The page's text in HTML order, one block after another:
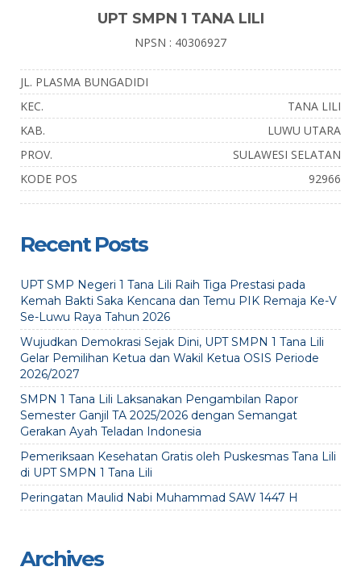
UPT SMPN 1 TANA LILI
NPSN : 40306927
JL. PLASMA BUNGADIDI
KEC.
TANA LILI
KAB.
LUWU UTARA
PROV.
SULAWESI SELATAN
KODE POS
92966
Recent Posts
UPT SMP Negeri 1 Tana Lili Raih Tiga Prestasi pada
Kemah Bakti Saka Kencana dan Temu PIK Remaja Ke-V
Se-Luwu Raya Tahun 2026
Wujudkan Demokrasi Sejak Dini, UPT SMPN 1 Tana Lili
Gelar Pemilihan Ketua dan Wakil Ketua OSIS Periode
2026/2027
SMPN 1 Tana Lili Laksanakan Pengambilan Rapor
Semester Ganjil TA 2025/2026 dengan Semangat
Gerakan Ayah Teladan Indonesia
Pemeriksaan Kesehatan Gratis oleh Puskesmas Tana Lili
di UPT SMPN 1 Tana Lili
Peringatan Maulid Nabi Muhammad SAW 1447 H
Archives